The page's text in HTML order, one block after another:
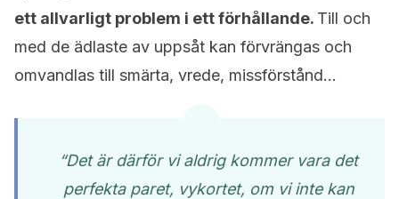
ett allvarligt problem i ett förhållande. Till och
med de ädlaste av uppsåt kan förvrängas och
omvandlas till smärta, vrede, missförstånd…
“Det är därför vi aldrig kommer vara det
perfekta paret, vykortet, om vi inte kan